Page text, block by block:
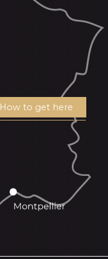
How to get here